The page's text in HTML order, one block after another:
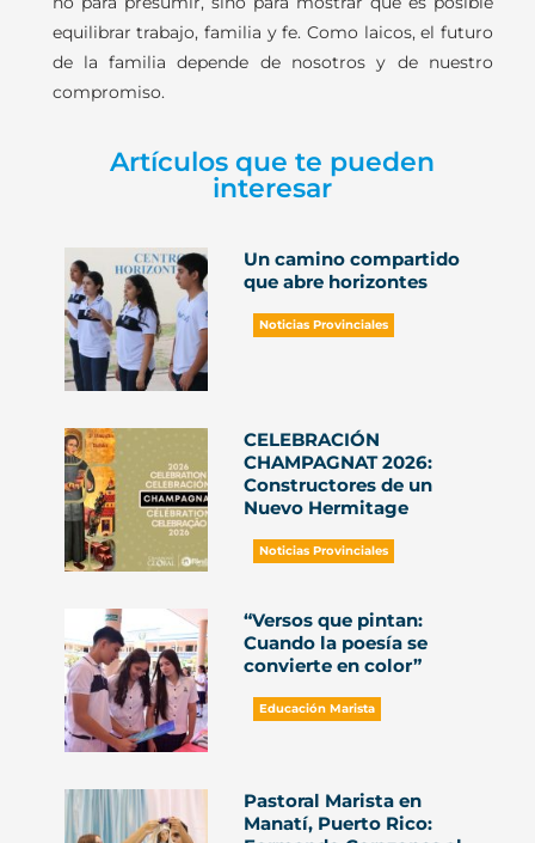
equilibrar trabajo, familia y fe. Como laicos, el futuro
de la familia depende de nosotros y de nuestro
compromiso.
Artículos que te pueden
interesar
Un camino compartido
que abre horizontes
Noticias Provinciales
CELEBRACIÓN
CHAMPAGNAT 2026:
Constructores de un
Nuevo Hermitage
Noticias Provinciales
“Versos que pintan:
Cuando la poesía se
convierte en color”
Educación Marista
Pastoral Marista en
Manatí, Puerto Rico: